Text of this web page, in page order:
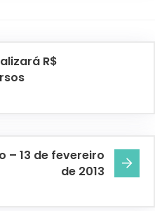
R$
– 13 de fevereiro
de 2013